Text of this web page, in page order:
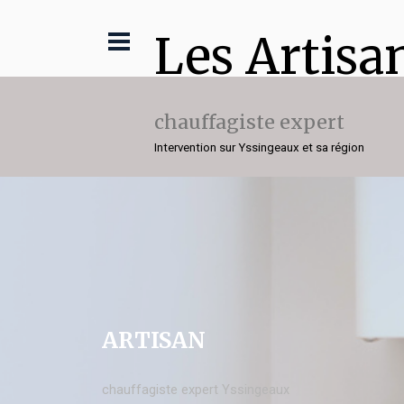
Les
chauffagiste expert
Intervention sur Yssingeaux et sa région
ARTISAN
chauffagiste expert Yssingeaux